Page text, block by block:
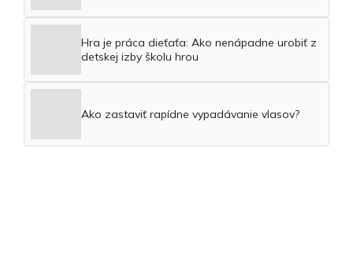
Hra je práca dieťaťa: Ako nenápadne urobiť z
detskej izby školu hrou
Ako zastaviť rapídne vypadávanie vlasov?